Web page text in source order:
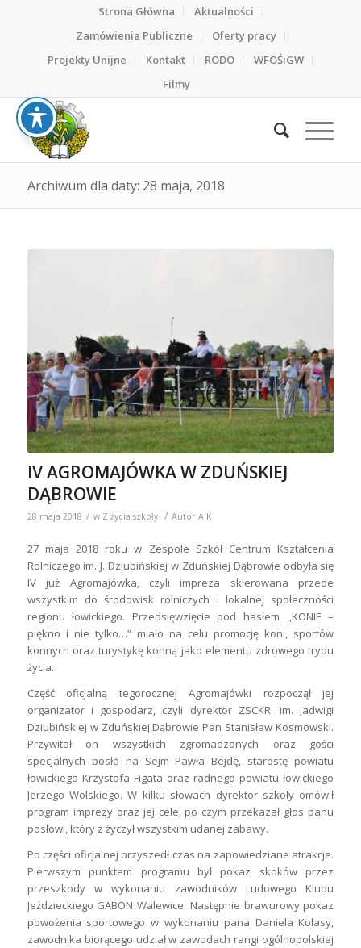
Strona Główna
Aktualności
Zamówienia Publiczne
Oferty pracy
Projekty Unijne
Kontakt RODO
WFOŚiGW
Filmy
Archiwum dla daty: 28 maja, 2018
IV AGROMAJÓWKA W ZDUŃSKIEJ
DĄBROWIE
28 maja 2018 / w Z życia szkoły / Autor A K
27 maja 2018 roku w Zespole Szkół Centrum Kształcenia
Rolniczego im. J. Dziubińskiej w Zduńskiej Dąbrowie odbyła się
IV już Agromajówka, czyli impreza skierowana przede
wszystkim do środowisk rolniczych i lokalnej społeczności
regionu łowickiego. Przedsięwzięcie pod hasłem ,,KONIE –
piękno i nie tylko…” miało na celu promocję koni, sportów
konnych oraz turystykę konną jako elementu zdrowego trybu
życia.
Część oficjalną tegorocznej Agromajówki rozpoczął jej
organizator i gospodarz, czyli dyrektor ZSCKR. im. Jadwigi
Dziubińskiej w Zduńskiej Dąbrowie Pan Stanisław Kosmowski.
Przywitał on wszystkich zgromadzonych oraz gości
specjalnych posła na Sejm Pawła Bejdę, starostę powiatu
łowickiego Krzystofa Figata oraz radnego powiatu łowickiego
Jerzego Wolskiego. W kilku słowach dyrektor szkoły omówił
program imprezy oraz jej cele, po czym przekazał głos panu
posłowi, który z życzył wszystkim udanej zabawy.
Po części oficjalnej przyszedł czas na zapowiedziane atrakcje.
Pierwszym punktem programu był pokaz skoków przez
przeszkody w wykonaniu zawodników Ludowego Klubu
Jeździeckiego GABON Walewice. Następnie brawurowy pokaz
powożenia sportowego w wykonaniu pana Daniela Kolasy,
zawodnika biorącego udział w zawodach rangi ogólnopolskiej